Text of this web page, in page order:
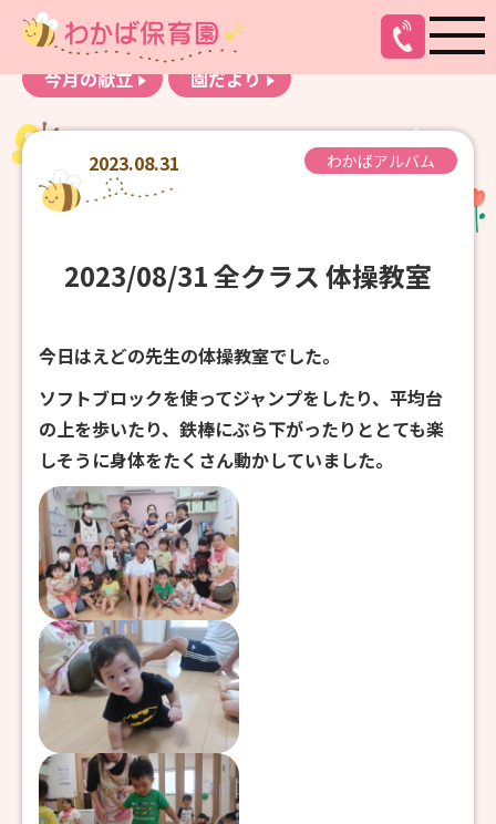
お知らせ
わかばアルバム
今月の献立
園だより
2023.08.31 わかばアルバム
2023/08/31 全クラス 体操教室
今日はえどの先生の体操教室でした。
ソフトブロックを使ってジャンプをしたり、平均台
の上を歩いたり、鉄棒にぶら下がったりととても楽
しそうに身体をたくさん動かしていました。